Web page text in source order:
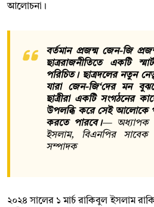
আলোচনা।
বর্তমান প্রজন্ম জেন-জি
ছাত্ররাজনীতিতে একটি
পরিচিত। ছাত্রদলের নতুন
যারা জেন-জি‘দের মন
ছাত্রীরা একটি সংগঠনের
উপলব্ধি করে সেই আলোকে
করতে পারবে।— অধ্যাপক
ইসলাম, বিএনপির সাবেক
সম্পাদক
২০২৪ সালের ১ মার্চ রাকিবুল ইসলাম